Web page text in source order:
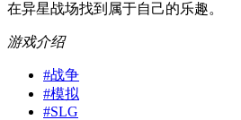
在异星战场找到属于自己的乐趣。
游戏介绍
#战争
#模拟
#SLG